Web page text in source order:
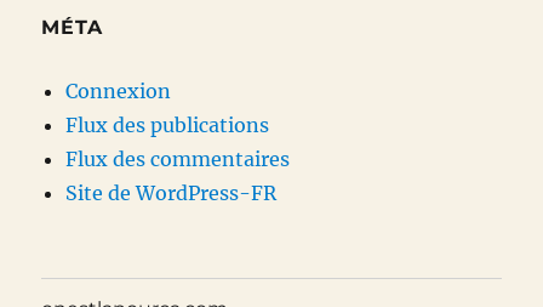
MÉTA
Connexion
Flux des publications
Flux des commentaires
Site de WordPress-FR